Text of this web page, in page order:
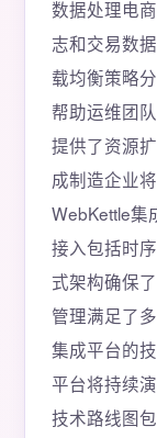
数据处理电
志和交易数
载均衡策略
帮助运维团
提供了资源
成制造企业
WebKettle集
接入包括时
式架构确保
管理满足了
集成平台的
平台将持续
技术路线图